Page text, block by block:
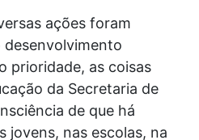
ações foram
prioridade, as coisas
da Secretaria de
de que há
jovens, nas escolas, na